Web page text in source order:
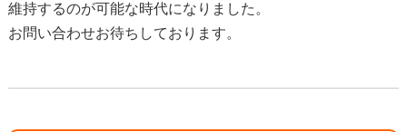
維持するのが可能な時代になりました。
お問い合わせお待ちしております。